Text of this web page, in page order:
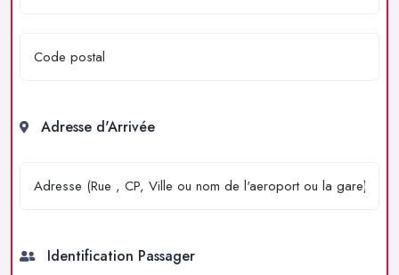
Adresse d'Arrivée
Identification Passager